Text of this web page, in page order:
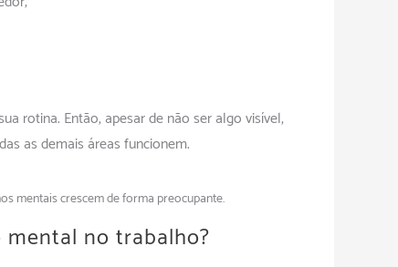
rotina. Então, apesar de não ser algo visível,
as demais áreas funcionem.
mentais crescem de forma preocupante.
no trabalho?